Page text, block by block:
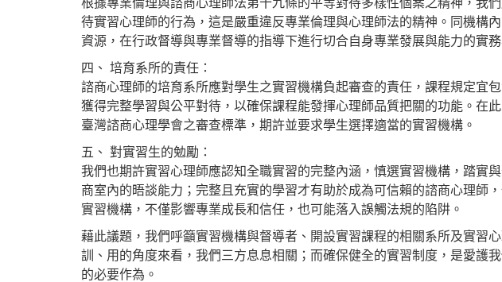
根據專業倫理與諮商心理師法第十九條的平等對待多樣性個案之精神，我
待實習心理師的行為，這是嚴重違反專業倫理與心理師法的精神。同機構
資源，在行政督導與專業督導的指導下進行切合自身專業發展與能力的實
四、 培育系所的責任：
諮商心理師的培育系所應對學生之實習機構負起審查的責任，課程規定宜
獲得完整學習與公平對待，以確保課程能發揮心理師品質把關的功能。在
臺灣諮商心理學會之審查標準，期許並要求學生選擇適當的實習機構。
五、 對實習生的勉勵：
我們也期許實習心理師應認知全職實習的完整內涵，慎選實習機構，踏實
商室內的晤談能力；完整且充實的學習才有助於成為可信賴的諮商心理師
實習機構，不僅影響專業成長和信任，也可能落入誤觸法規的陷阱。
藉此議題，我們呼籲實習機構與督導者、開設實習課程的相關系所及實習
訓、用的角度來看，我們三方息息相關；而確保健全的實習制度，是愛護
的必要作為。